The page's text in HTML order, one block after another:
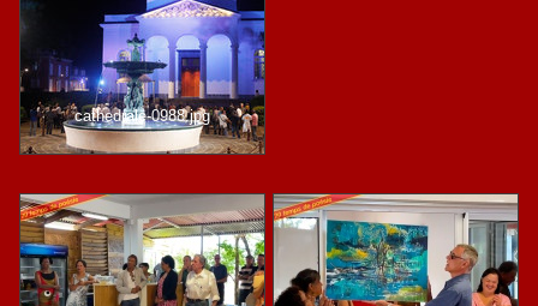
cathedrale-0988.jpg